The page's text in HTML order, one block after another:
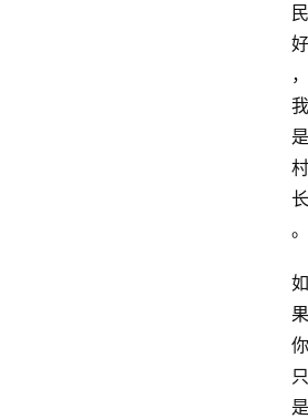
民
好
，
我
是
村
长
。
如
果
你
只
是